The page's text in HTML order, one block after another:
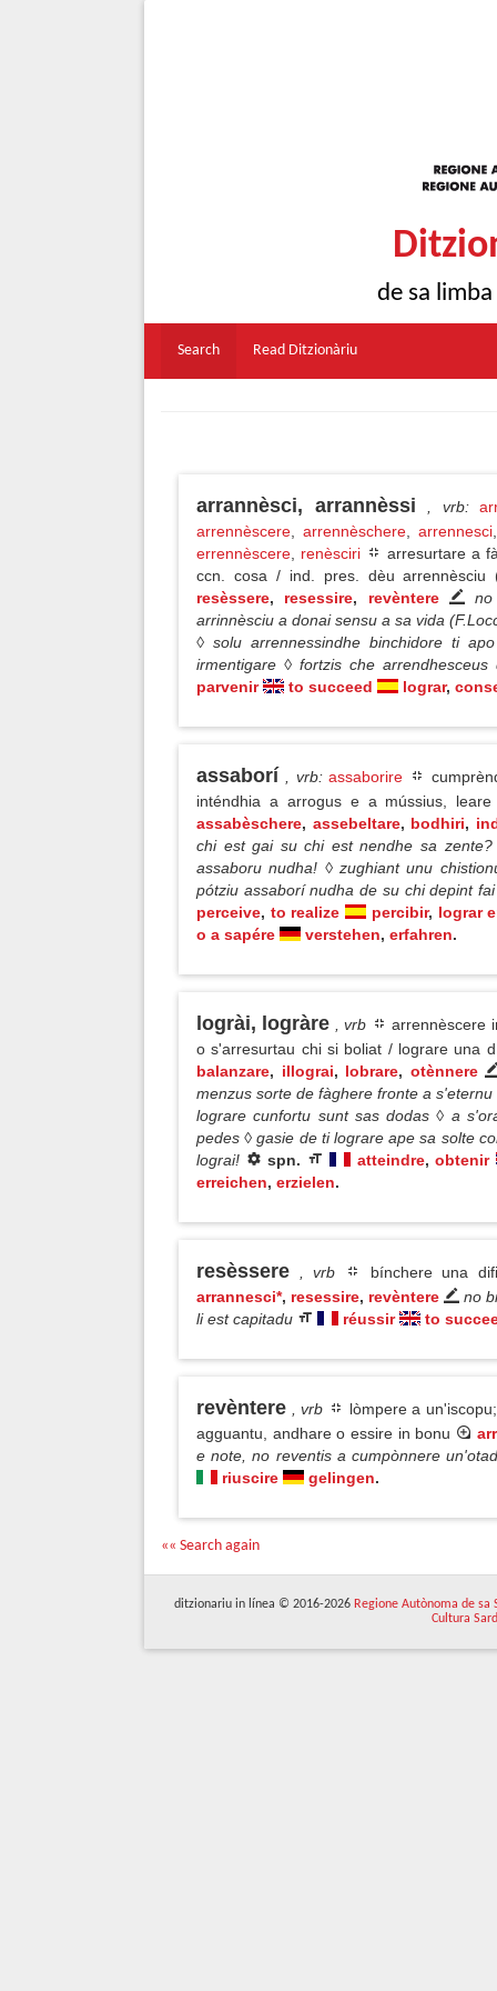
de sa
Search Read Ditzionàriu
arrannèsci, arrannèssi , vrb:
arrennèscere ,arrennèschere ,arrennesci
errennèscere
renèsciri
arresurtare a
ccn. cosa / ind. pres. dèu arrennèsciu
resèssere, resessire, revèntere
arrinnèsciu a donai sensu a sa vida
◊ solu arrennessindhe binchidore ti
irmentigare ◊ fortzis che
parvenir
to succeed lograr,
assaborí , vrb: assaborire
inténdhia a arrogus e a mússius,
assabèschere, assebeltare, bodhiri,
chi est gai su chi est nendhe sa
assaboru nudha! ◊ zughiant unu
pótziu assaborí nudha de su chi depint
perceive, to realize percibir, lograr
o a sapére
verstehen, erfahren.
logrài, logràre , vrb
arrennèscere
o s'arresurtau chi si boliat / lograre una
balanzare, illograi, lobrare, otènnere
menzus sorte de fàghere fronte a
lograre cunfortu sunt sas dodas ◊ a
pedes ◊ gasie de ti lograre ape sa solte
lograi!
spn. atteindre, obtenir
erreichen, erzielen.
resèssere , vrb
bínchere una
arrannesci*, resessire, revèntere
no
li est capitadu
réussir to
revèntere , vrb
lòmpere a
agguantu, andhare o essire in bonu
e note, no reventis a cumpònnere
riuscire
gelingen.
«« Search again
ditzionariu in línea © 2016-2026 Regione Autònoma de sa
Cultura